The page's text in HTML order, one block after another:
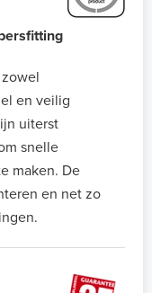
en veilig
uiterst
snelle
maken. De
en net zo